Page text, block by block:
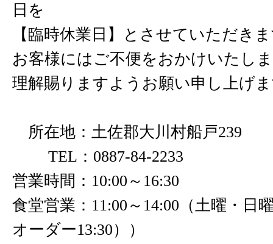
日を
【臨時休業日】とさせていただき
お客様にはご不便をおかけいたし
理解賜りますようお願い申し上げ
所在地：土佐郡大川村船戸239
TEL：0887-84-2233
営業時間：10:00～16:30
食堂営業：11:00～14:00（土曜・日
オーダー13:30））